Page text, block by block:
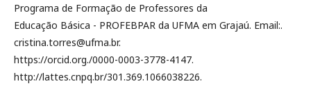
Programa de Formação de Professores da
Educação Básica - PROFEBPAR da UFMA em Grajaú. Email:.
cristina.torres@ufma.br.
https://orcid.org./0000-0003-3778-4147.
http://lattes.cnpq.br/301.369.1066038226.